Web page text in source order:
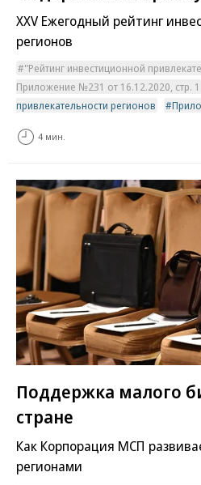
XXV Ежегодный рейтинг
регионов
"Рейтинг инвестиционной
Приложение №231 от 16.12.2020, стр. 1
привлекательности регионов
4 мин.
Поддержка малого
стране
Как Корпорация МСП
регионами